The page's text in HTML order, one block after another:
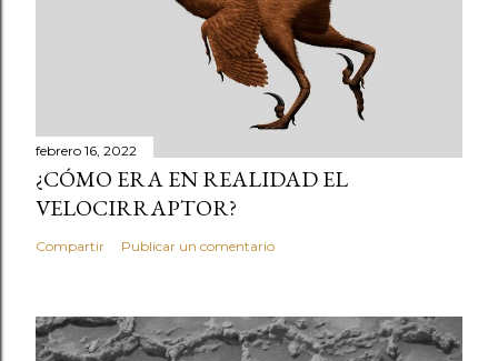
febrero 16, 2022
¿CÓMO ERA EN REALIDAD EL
VELOCIRRAPTOR?
Compartir Publicar un comentario